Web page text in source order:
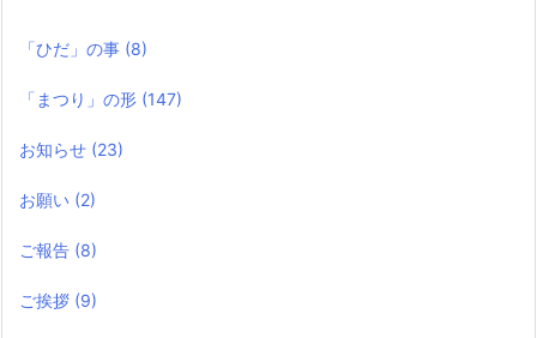
「ひだ」の事 (8)
「まつり」の形 (147)
お知らせ (23)
お願い (2)
ご報告 (8)
ご挨拶 (9)